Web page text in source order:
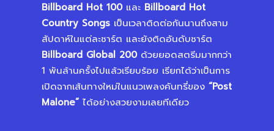
Billboard Hot 100และ Billboard Hot
Country Songs เป็นเวลาติดต่อกันนานถึงสาม
สัปดาห์ในแต่ละชาร์ต และยังติดอันดับชาร์ต
Billboard Global 200ด้วยยอดสตรีมมากกว่า
1 พันล้านครั้งไปแล้วเรียบร้อย เรียกได้ว่าเป็นการ
เปิดฉากเส้นทางใหม่ในแนวเพลงคันทรี่ของ “Post
Malone” ได้อย่างสวยงามเลยทีเดียว